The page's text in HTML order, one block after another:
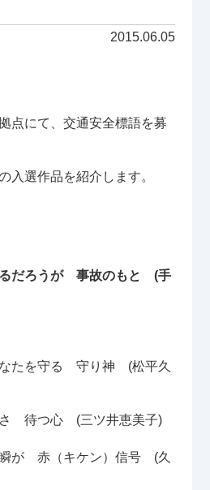
2015.06.05
点にて、交通安全標語を募
入選作品を紹介します。
だろうが 事故のもと (手
たを守る 守り神 (松平久
待つ心 (三ツ井恵美子)
が 赤（キケン）信号 (久